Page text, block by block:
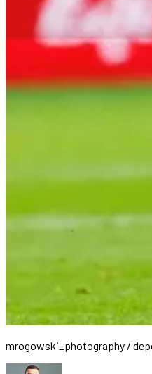
mrogowski_photography /